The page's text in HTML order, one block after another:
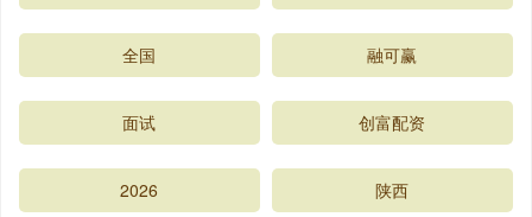
全国 融可赢
面试 创富配资
2026 陕西